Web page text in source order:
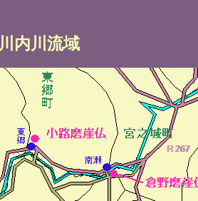
川内川流域